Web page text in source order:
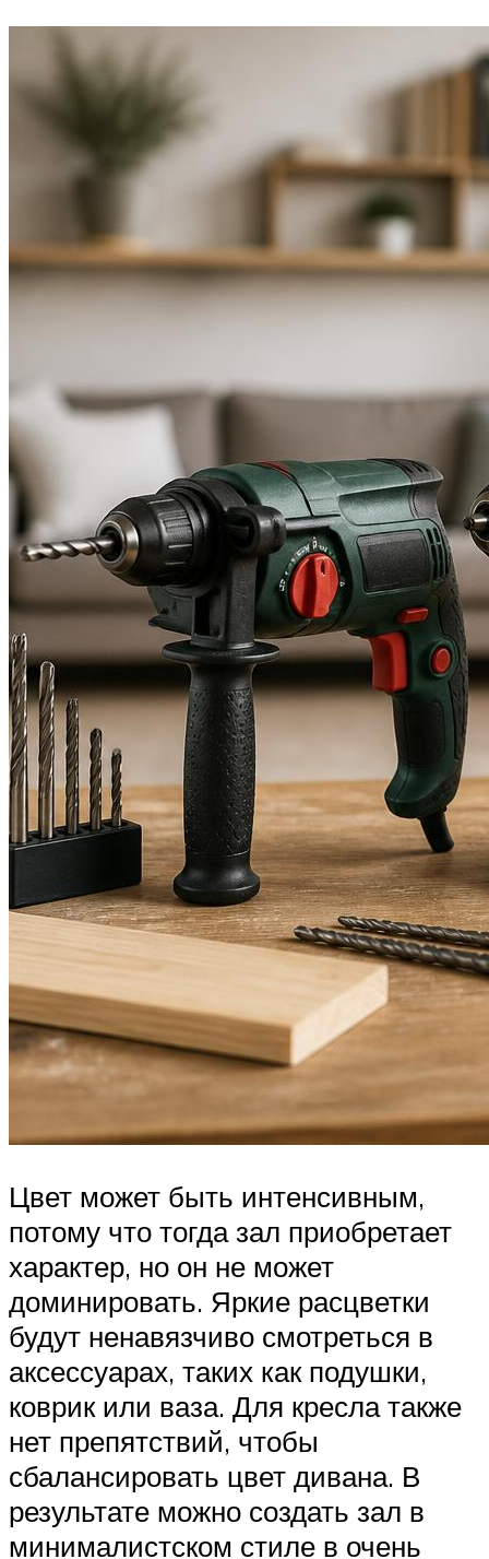
Цвет может быть интенсивным,
потому что тогда зал приобретает
характер, но он не может
доминировать. Яркие расцветки
будут ненавязчиво смотреться в
аксессуарах, таких как подушки,
коврик или ваза. Для кресла также
нет препятствий, чтобы
сбалансировать цвет дивана. В
результате можно создать зал в
минималистском стиле в очень